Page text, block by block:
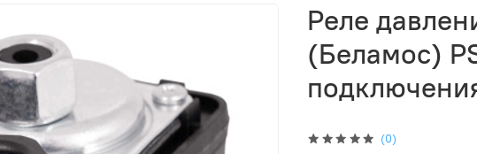
(0)
Реле
(Беламос)